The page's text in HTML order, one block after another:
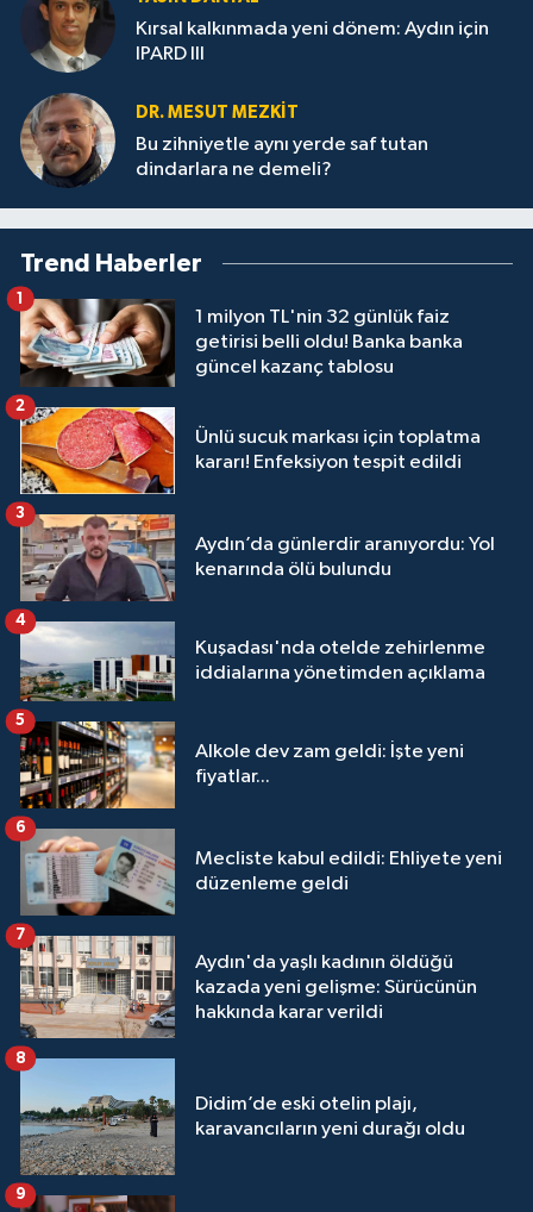
Kırsal kalkınmada yeni dönem: Aydın için
IPARD III
DR. MESUT MEZKIT
Bu zihniyetle aynı yerde saf tutan
dindarlara ne demeli?
Trend Haberler
1 milyon TL'nin 32 günlük faiz
getirisi belli oldu! Banka banka
güncel kazanç tablosu
1
Ünlü sucuk markası için toplatma
kararı! Enfeksiyon tespit edildi
2
Aydın’da günlerdir aranıyordu: Yol
kenarında ölü bulundu
3
Kuşadası'nda otelde zehirlenme
iddialarına yönetimden açıklama
4
Alkole dev zam geldi: İşte yeni
fiyatlar...
5
Mecliste kabul edildi: Ehliyete yeni
düzenleme geldi
6
Aydın'da yaşlı kadının öldüğü
kazada yeni gelişme: Sürücünün
hakkında karar verildi
7
Didim’de eski otelin plajı,
karavancıların yeni durağı oldu
8
9